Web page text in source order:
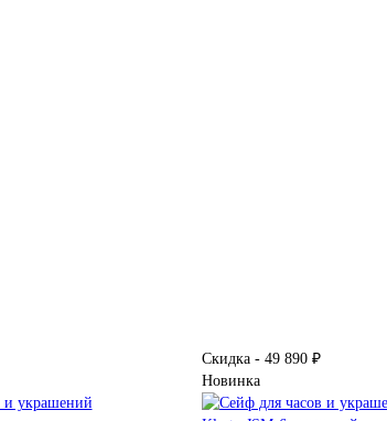
Скидка - 49 890 ₽
Новинка